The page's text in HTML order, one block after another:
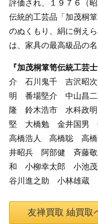
評価され、１９７６（
伝統的工芸品「加茂桐
のぬくもり、絹に例え
は、家具の最高級品の
『加茂桐箪笥伝統工芸士
介 石川鬼千 吉沢昭
明 番場堅介 中山昌
隆 鈴木浩市 水科政
堅 大橋勉 金井国男
高橋浩人 高橋聡 高
井昭兵 阿部健 斉藤
和 小柳幸太郎 小池
谷川進之助 小林雄蔵
友禅買取 紬買取